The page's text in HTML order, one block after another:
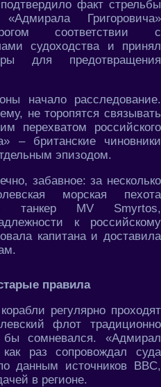
факт стрельбы
Григоровича»
соответствии с
судоходства и принял
для предотвращения
начало расследование.
не торопятся связывать
перехватом российского
– британские чиновники
эпизодом.
забавное: за несколько
морская пехота
танкер MV Smyrtos,
к российскому
капитана и доставила
правила
регулярно проходят
флот традиционно
сомневался. «Адмирал
раз сопровождал суда
данным источников BBC,
в регионе.